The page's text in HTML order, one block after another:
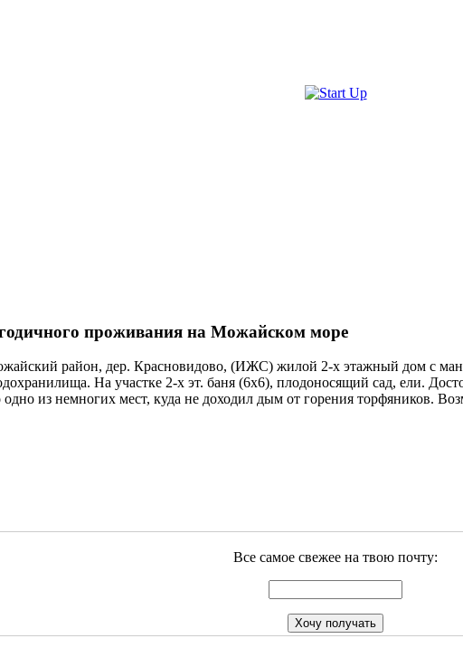
проживания на Можайском море
район, дер. Красновидово, (ИЖС) жилой 2-х этажный дом с
На участке 2-х эт. баня (6х6), плодоносящий сад, ели.
одно из немногих мест, куда не доходил дым от горения торфяников.
Все самое свежее на твою почту: